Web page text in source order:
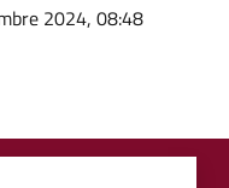
2024, 08:48